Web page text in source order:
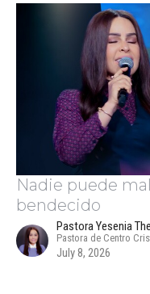
Nadie puede
bendecido
Pastora Yesenia
Pastora de Centro
July 8, 2026